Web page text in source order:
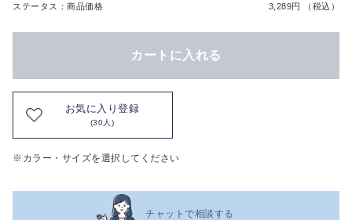
ステータス：商品価格 3,289円 （税込）
カートに入れる
お気に入り登録
(30人)
※カラー・サイズを選択してください
チャットで相談する